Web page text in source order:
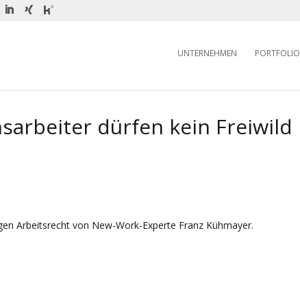
UNTERNEHMEN PORTFOLIO
dürfen kein Freiwild
Arbeitsrecht von New-Work-Experte Franz Kühmayer.